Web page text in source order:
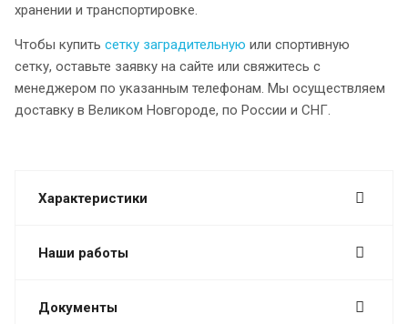
хранении и транспортировке.
Чтобы купить сетку заградительную или спортивную
сетку, оставьте заявку на сайте или свяжитесь с
менеджером по указанным телефонам. Мы осуществляем
доставку в Великом Новгороде, по России и СНГ.
Характеристики
Наши работы
Документы